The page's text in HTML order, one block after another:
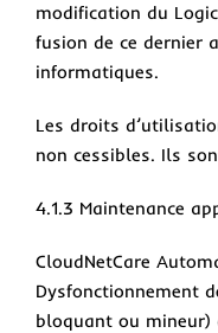
modification du
fusion de ce dernier
informatiques.
Les droits
non cessibles. Ils
4.1.3 Maintenance
CloudNetCare
Dysfonctionnement
bloquant ou mineur)